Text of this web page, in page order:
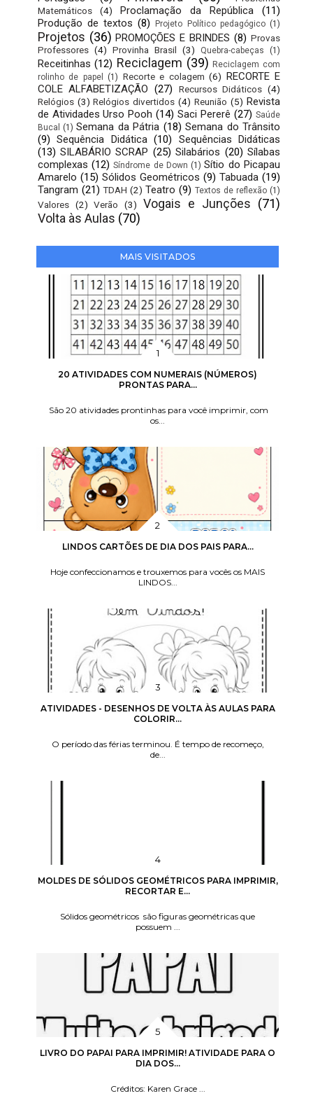
Matemáticos
(4) Proclamação da República
(11)
Produção de textos (8) Projeto Político pedagógico (1)
Projetos (36) PROMOÇÕES E BRINDES (8) Provas
Professores (4) Provinha Brasil (3) Quebra-cabeças (1)
Receitinhas (12) Reciclagem (39) Reciclagem com
rolinho de papel
(1) Recorte e colagem (6) RECORTE E
COLE ALFABETIZAÇÃO (27) Recursos Didáticos (4)
Relógios (3) Relógios divertidos (4) Reunião (5) Revista
de Atividades Urso Pooh (14) Saci Pererê (27) Saúde
Bucal
(1) Semana da Pátria (18) Semana do Trânsito
(9) Sequência Didática (10)
Sequências Didáticas
(13) SILABÁRIO SCRAP (25) Silabários (20) Sílabas
complexas (12) Síndrome de Down (1) Sítio do Picapau
Amarelo (15) Sólidos Geométricos (9) Tabuada (19)
Tangram (21) TDAH (2) Teatro (9) Textos de reflexão (1)
Valores (2) Verão (3) Vogais e Junções (71)
Volta às Aulas (70)
MAIS VISITADOS
20 ATIVIDADES COM NUMERAIS (NÚMEROS)
PRONTAS PARA...
São 20 atividades prontinhas para você imprimir, com
os...
LINDOS CARTÕES DE DIA DOS PAIS PARA...
Hoje confeccionamos e trouxemos para vocês os MAIS
LINDOS...
ATIVIDADES - DESENHOS DE VOLTA ÀS AULAS PARA
COLORIR...
O período das férias terminou. É tempo de recomeço,
de...
MOLDES DE SÓLIDOS GEOMÉTRICOS PARA IMPRIMIR,
RECORTAR E...
Sólidos geométricos são figuras geométricas que
possuem ...
LIVRO DO PAPAI PARA IMPRIMIR! ATIVIDADE PARA O
DIA DOS...
Créditos: Karen Grace ...